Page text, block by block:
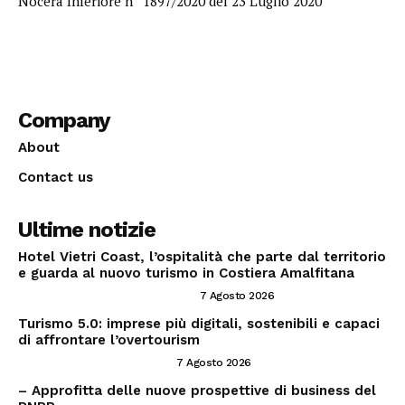
Company
About
Contact us
Ultime notizie
Hotel Vietri Coast, l’ospitalità che parte dal territorio
e guarda al nuovo turismo in Costiera Amalfitana
7 Agosto 2026
Turismo 5.0: imprese più digitali, sostenibili e capaci
di affrontare l’overtourism
7 Agosto 2026
– Approfitta delle nuove prospettive di business del